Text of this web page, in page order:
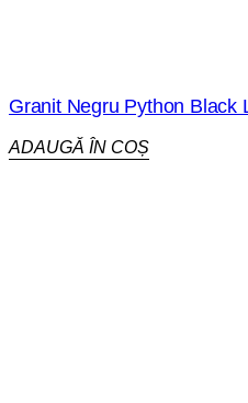
Granit Negru Python Black
ADAUGĂ ÎN COȘ